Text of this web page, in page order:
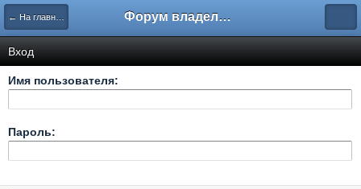
← На главную Форум владельцев интернет-магазинов
Вход
Имя пользователя:
Пароль: